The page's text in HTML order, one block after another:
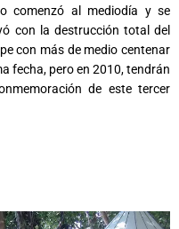
comenzó al mediodía y se
con la destrucción total del
con más de medio centenar
fecha, pero en 2010, tendrán
de este tercer